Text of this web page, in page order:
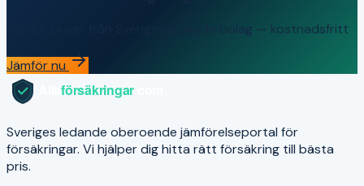
Jämför priser från Sveriges ledande bolag — kostnadsfritt
Jämför nu
Sveriges ledande oberoende jämförelseportal för
försäkringar. Vi hjälper dig hitta rätt försäkring till bästa
pris.